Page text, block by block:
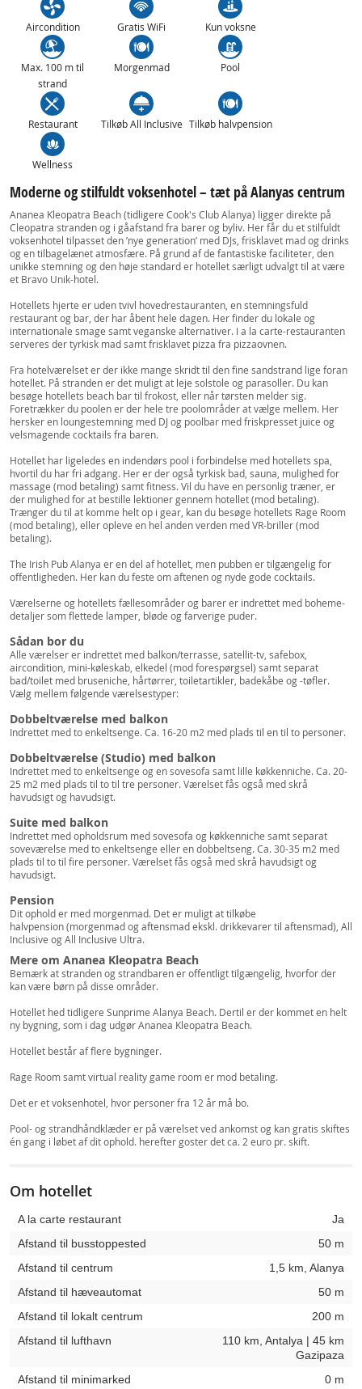
Aircondition Gratis WiFi Kun voksne
Max. 100 m til
strand
Morgenmad Pool
Restaurant Tilkøb All Inclusive Tilkøb halvpension
Wellness
Moderne og stilfuldt voksenhotel – tæt på Alanyas centrum
Ananea Kleopatra Beach (tidligere Cook's Club Alanya) ligger direkte på
Cleopatra stranden og i gåafstand fra barer og byliv. Her får du et stilfuldt
voksenhotel tilpasset den ’nye generation’ med DJs, frisklavet mad og drinks
og en tilbagelænet atmosfære. På grund af de fantastiske faciliteter, den
unikke stemning og den høje standard er hotellet særligt udvalgt til at være
et Bravo Unik-hotel.
Hotellets hjerte er uden tvivl hovedrestauranten, en stemningsfuld
restaurant og bar, der har åbent hele dagen. Her finder du lokale og
internationale smage samt veganske alternativer. I a la carte-restauranten
serveres der tyrkisk mad samt frisklavet pizza fra pizzaovnen.
Fra hotelværelset er der ikke mange skridt til den fine sandstrand lige foran
hotellet. På stranden er det muligt at leje solstole og parasoller. Du kan
besøge hotellets beach bar til frokost, eller når tørsten melder sig.
Foretrækker du poolen er der hele tre poolområder at vælge mellem. Her
hersker en loungestemning med DJ og poolbar med friskpresset juice og
velsmagende cocktails fra baren.
Hotellet har ligeledes en indendørs pool i forbindelse med hotellets spa,
hvortil du har fri adgang. Her er der også tyrkisk bad, sauna, mulighed for
massage (mod betaling) samt fitness. Vil du have en personlig træner, er
der mulighed for at bestille lektioner gennem hotellet (mod betaling).
Trænger du til at komme helt op i gear, kan du besøge hotellets Rage Room
(mod betaling), eller opleve en hel anden verden med VR-briller (mod
betaling).
The Irish Pub Alanya er en del af hotellet, men pubben er tilgængelig for
offentligheden. Her kan du feste om aftenen og nyde gode cocktails.
Værelserne og hotellets fællesområder og barer er indrettet med boheme-
detaljer som flettede lamper, bløde og farverige puder.
Sådan bor du
Alle værelser er indrettet med balkon/terrasse, satellit-tv, safebox,
aircondition, mini-køleskab, elkedel (mod forespørgsel) samt separat
bad/toilet med bruseniche, hårtørrer, toiletartikler, badekåbe og -tøfler.
Vælg mellem følgende værelsestyper:
Dobbeltværelse med balkon
Indrettet med to enkeltsenge. Ca. 16-20 m2 med plads til en til to personer.
Dobbeltværelse (Studio) med balkon
Indrettet med to enkeltsenge og en sovesofa samt lille køkkenniche. Ca. 20-
25 m2 med plads til to til tre personer. Værelset fås også med skrå
havudsigt og havudsigt.
Suite med balkon
Indrettet med opholdsrum med sovesofa og køkkenniche samt separat
soveværelse med to enkeltsenge eller en dobbeltseng. Ca. 30-35 m2 med
plads til to til fire personer. Værelset fås også med skrå havudsigt og
havudsigt.
Pension
Dit ophold er med morgenmad. Det er muligt at tilkøbe
halvpension (morgenmad og aftensmad ekskl. drikkevarer til aftensmad), All
Inclusive og All Inclusive Ultra.
Mere om Ananea Kleopatra Beach
Bemærk at stranden og strandbaren er offentligt tilgængelig, hvorfor der
kan være børn på disse områder.
Hotellet hed tidligere Sunprime Alanya Beach. Dertil er der kommet en helt
ny bygning, som i dag udgør Ananea Kleopatra Beach.
Hotellet består af flere bygninger.
Rage Room samt virtual reality game room er mod betaling.
Det er et voksenhotel, hvor personer fra 12 år må bo.
Pool- og strandhåndklæder er på værelset ved ankomst og kan gratis skiftes
én gang i løbet af dit ophold. herefter goster det ca. 2 euro pr. skift.
Om hotellet
A la carte restaurant
Ja
Afstand til busstoppested
50 m
Afstand til centrum
1,5 km, Alanya
Afstand til hæveautomat
50 m
Afstand til lokalt centrum
200 m
Afstand til lufthavn
110 km, Antalya | 45 km
Gazipaza
Afstand til minimarked
0 m